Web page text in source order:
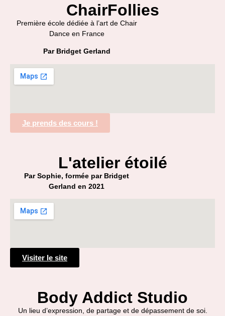
ChairFollies
Première école dédiée à l’art de Chair
Dance en France
Par Bridget Gerland
Je prends des cours !
L'atelier étoilé
Par Sophie, formée par Bridget
Gerland en 2021
Visiter le site
Body Addict Studio
Un lieu d’expression, de partage et de dépassement de soi.